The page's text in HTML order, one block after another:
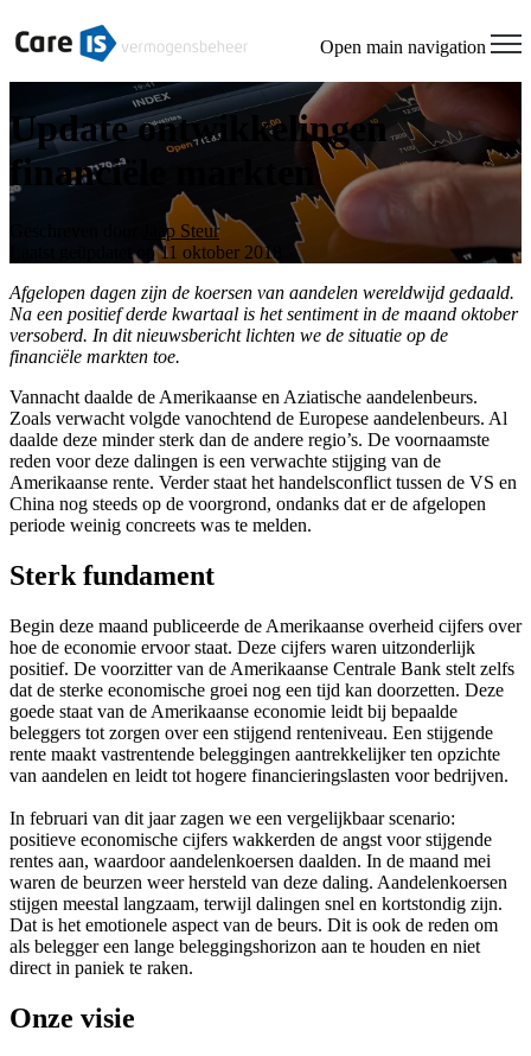
Open main navigation
Update ontwikkelingen
financiële markten
Jaap Steur
Laatst geüpdatet op 11 oktober 2018
Afgelopen dagen zijn de koersen van aandelen wereldwijd gedaald.
Na een positief derde kwartaal is het sentiment in de maand oktober
versoberd. In dit nieuwsbericht lichten we de situatie op de
financiële markten toe.
Vannacht daalde de Amerikaanse en Aziatische aandelenbeurs.
Zoals verwacht volgde vanochtend de Europese aandelenbeurs. Al
daalde deze minder sterk dan de andere regio’s. De voornaamste
reden voor deze dalingen is een verwachte stijging van de
Amerikaanse rente. Verder staat het handelsconflict tussen de VS en
China nog steeds op de voorgrond, ondanks dat er de afgelopen
periode weinig concreets was te melden.
Sterk fundament
Begin deze maand publiceerde de Amerikaanse overheid cijfers over
hoe de economie ervoor staat. Deze cijfers waren uitzonderlijk
positief. De voorzitter van de Amerikaanse Centrale Bank stelt zelfs
dat de sterke economische groei nog een tijd kan doorzetten. Deze
goede staat van de Amerikaanse economie leidt bij bepaalde
beleggers tot zorgen over een stijgend renteniveau. Een stijgende
rente maakt vastrentende beleggingen aantrekkelijker ten opzichte
van aandelen en leidt tot hogere financieringslasten voor bedrijven.
In februari van dit jaar zagen we een vergelijkbaar scenario:
positieve economische cijfers wakkerden de angst voor stijgende
rentes aan, waardoor aandelenkoersen daalden. In de maand mei
waren de beurzen weer hersteld van deze daling. Aandelenkoersen
stijgen meestal langzaam, terwijl dalingen snel en kortstondig zijn.
Dat is het emotionele aspect van de beurs. Dit is ook de reden om
als belegger een lange beleggingshorizon aan te houden en niet
direct in paniek te raken.
Onze visie